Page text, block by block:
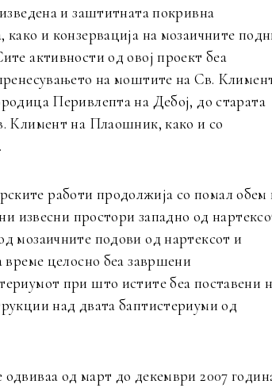
и заштитната покривна
и конзервација на мозаичните
активности од овој проект беа
на моштите на Св.
Перивлепта на Дебој, до старата
Климент на Плаошник, како и со
работи продолжија со помал обем
извесни простори западно од
мозаичните подови од нартексот и
време целосно беа завршени
при што истите беа поставени
над двата баптистериуми од
од март до декември 2007